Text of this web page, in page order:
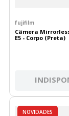
fujifilm
Câmera
E5 - Corpo (Preta)
NOVIDADES